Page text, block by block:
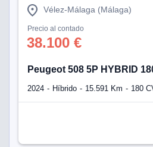
Vélez-Málaga (Málaga)
Precio al contado
38.100 €
Peugeot 508 5P HYBRID
2024 Híbrido 15.591 Km 180